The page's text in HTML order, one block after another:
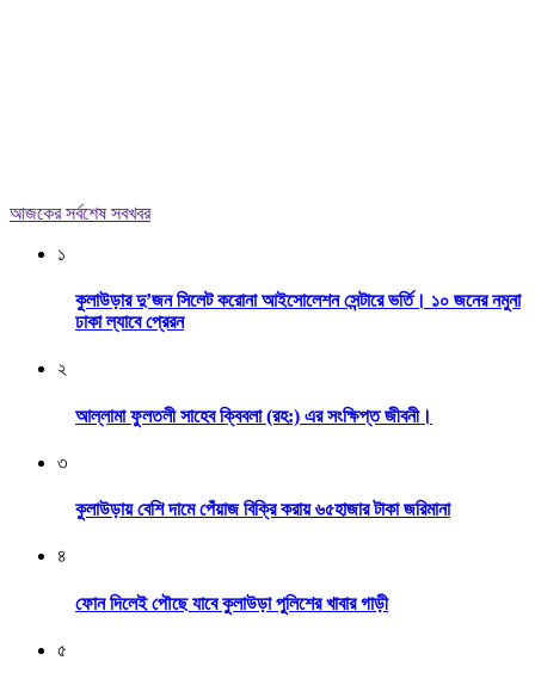
আজকের সর্বশেষ সবখবর
১
কুলাউড়ার দু’জন সিলেট করোনা আইসোলেশন সেন্টারে ভর্তি। ১০ জনের নমুনা
ঢাকা ল্যাবে প্রেরন
২
আল্লামা ফুলতলী সাহেব ক্বিবলা (রহ:) এর সংক্ষিপ্ত জীবনী।
৩
কুলাউড়ায় বেশি দামে পেঁয়াজ বিক্রি করায় ৬৫হাজার টাকা জরিমানা
৪
ফোন দিলেই পৌছে যাবে কুলাউড়া পুলিশের খাবার গাড়ী
৫